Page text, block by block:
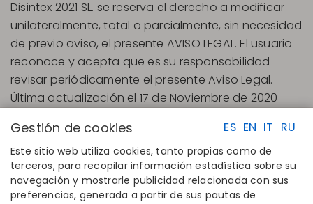
Disintex 2021 SL. se reserva el derecho a modificar
unilateralmente, total o parcialmente, sin necesidad
de previo aviso, el presente AVISO LEGAL. El usuario
reconoce y acepta que es su responsabilidad
revisar periódicamente el presente Aviso Legal.
Última actualización el 17 de Noviembre de 2020
ES EN IT RU
Gestión de cookies
Este sitio web utiliza cookies, tanto propias como de
terceros, para recopilar información estadística sobre su
navegación y mostrarle publicidad relacionada con sus
preferencias, generada a partir de sus pautas de
ENLACES RAPIDOS CONTACTO